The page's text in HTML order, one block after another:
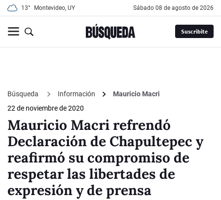
13° Montevideo, UY sábado 08 de agosto de 2026
Suscribite
Búsqueda Información
Mauricio Macri
22 de noviembre de 2020
Mauricio Macri refrendó
Declaración de Chapultepec y
reafirmó su compromiso de
respetar las libertades de
expresión y de prensa